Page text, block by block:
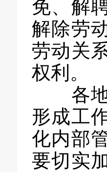
免、解
解除劳
劳动关
权利。
各地
形成工
化内部
要切实